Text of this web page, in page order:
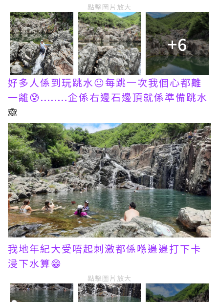
點擊圖片放大
+6
好多人係到玩跳水😐每跳一次我個心都離
一離😰........企係右邊石邊頂就係準備跳水
🙈
我地年紀大受唔起刺激都係喺邊邊打下卡
浸下水算😁
點擊圖片放大